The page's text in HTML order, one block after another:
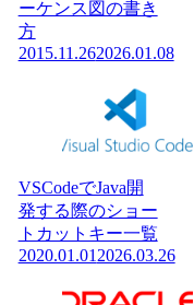
ーケンス図の書き
方
2015.11.262026.01.08
VSCodeでJava開
発する際のショー
トカットキー一覧
2020.01.01 2026.03.26